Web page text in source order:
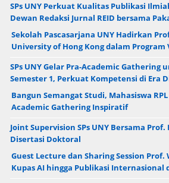
SPs UNY Perkuat Kualitas Publikasi
Dewan Redaksi Jurnal REID bersama
Sekolah Pascasarjana UNY Hadirkan
University of Hong Kong dalam Program
SPs UNY Gelar Pra-Academic Gathering
Semester 1, Perkuat Kompetensi di Era
Bangun Semangat Studi, Mahasiswa RPL
Academic Gathering Inspiratif
Joint Supervision SPs UNY Bersama
Disertasi Doktoral
Guest Lecture dan Sharing Session Prof.
Kupas AI hingga Publikasi Internasional